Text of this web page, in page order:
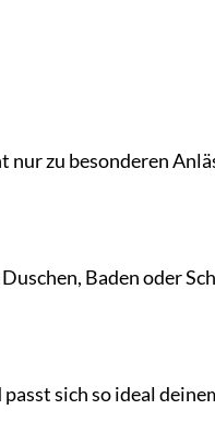
zu besonderen
Baden oder
sich so ideal